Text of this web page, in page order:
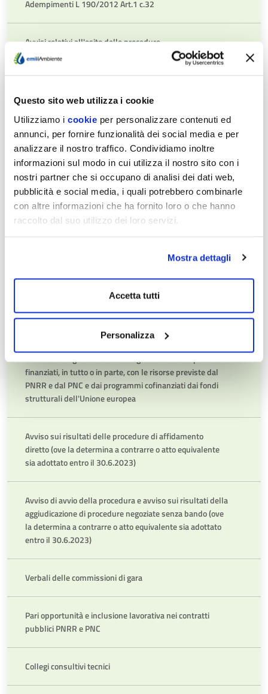
Questo sito web utilizza i cookie
Utilizziamo i cookie per personalizzare contenuti ed
annunci, per fornire funzionalità dei social media e per
analizzare il nostro traffico. Condividiamo inoltre
informazioni sul modo in cui utilizza il nostro sito con i
nostri partner che si occupano di analisi dei dati web,
pubblicità e social media, i quali potrebbero combinarle
con altre informazioni che ha fornito loro o che hanno
raccolto dal suo utilizzo dei loro servizi.
Mostra dettagli
Accetta tutti
Personalizza
Adempimenti L 190/2012 Art.1 c.32
Avvisi relativi all'esito delle procedure
Resoconti della gestione finanziaria dei contratti al
termine delle loro esecuzione
Affidamenti diretti di somma urgenza e di protezione
civile
Atti relativi alla programmazione di lavori, opere, servizi e
e dibattito pubblico
Procedure negoziate afferenti agli investimenti pubblici
finanziati, in tutto o in parte, con le risorse previste dal
PNRR e dal PNC e dai programmi cofinanziati dai fondi
strutturali dell'Unione europea
Avviso sui risultati delle procedure di affidamento
diretto (ove la determina a contrarre o atto equivalente
sia adottato entro il 30.6.2023)
Avviso di avvio della procedura e avviso sui risultati della
aggiudicazione di procedure negoziate senza bando (ove
la determina a contrarre o atto equivalente sia adottato
entro il 30.6.2023)
Verbali delle commissioni di gara
Pari opportunità e inclusione lavorativa nei contratti
pubblici PNRR e PNC
Collegi consultivi tecnici